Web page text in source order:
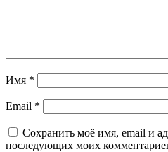
Имя *
Email *
Сохранить моё имя, email и
последующих моих